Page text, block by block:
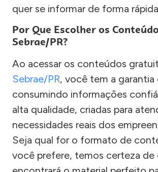
quer se informar de forma
Por Que Escolher os
Sebrae/PR?
Ao acessar os conteúdos
Sebrae/PR, você tem a garantia
consumindo informações
alta qualidade, criadas para
necessidades reais dos
Seja qual for o formato de
você prefere, temos certeza de